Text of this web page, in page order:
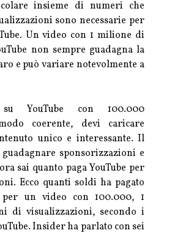
insieme di numeri che
sono necessarie per
Un video con 1 milione di
non sempre guadagna la
e può variare notevolmente a
YouTube con 100.000
coerente, devi caricare
unico e interessante. Il
sponsorizzazioni e
sai quanto paga YouTube per
Ecco quanti soldi ha pagato
per un video con 100.000, 1
di visualizzazioni, secondo i
Insider ha parlato con sei